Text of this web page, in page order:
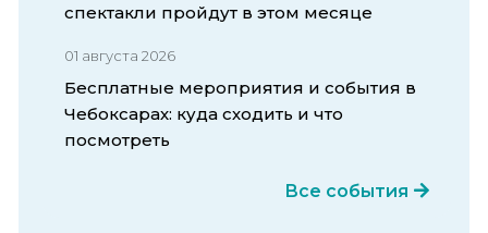
спектакли пройдут в этом месяце
01 августа 2026
Бесплатные мероприятия и события в
Чебоксарах: куда сходить и что
посмотреть
Все события